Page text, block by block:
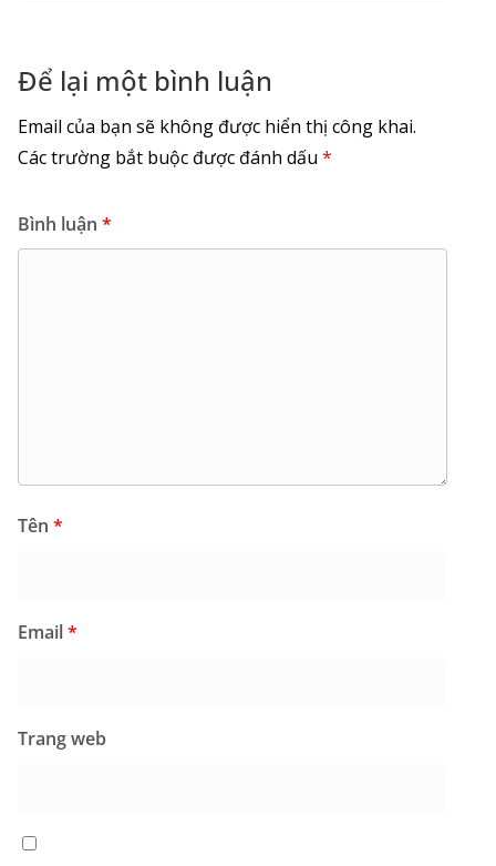
Để lại một bình luận
Email của bạn sẽ không được hiển thị công khai.
Các trường bắt buộc được đánh dấu *
Bình luận *
Tên *
Email*
Trang web